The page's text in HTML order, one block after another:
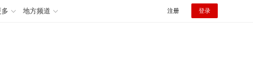
地方频道 注册 登录